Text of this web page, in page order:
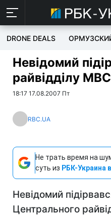
DRONE DEALS
Невідомий
райвідділу
18:17 17.08.2007 Пт
RBC.UA
Не трать время на
суть из РБК-Украина
Невідомий
Центрального